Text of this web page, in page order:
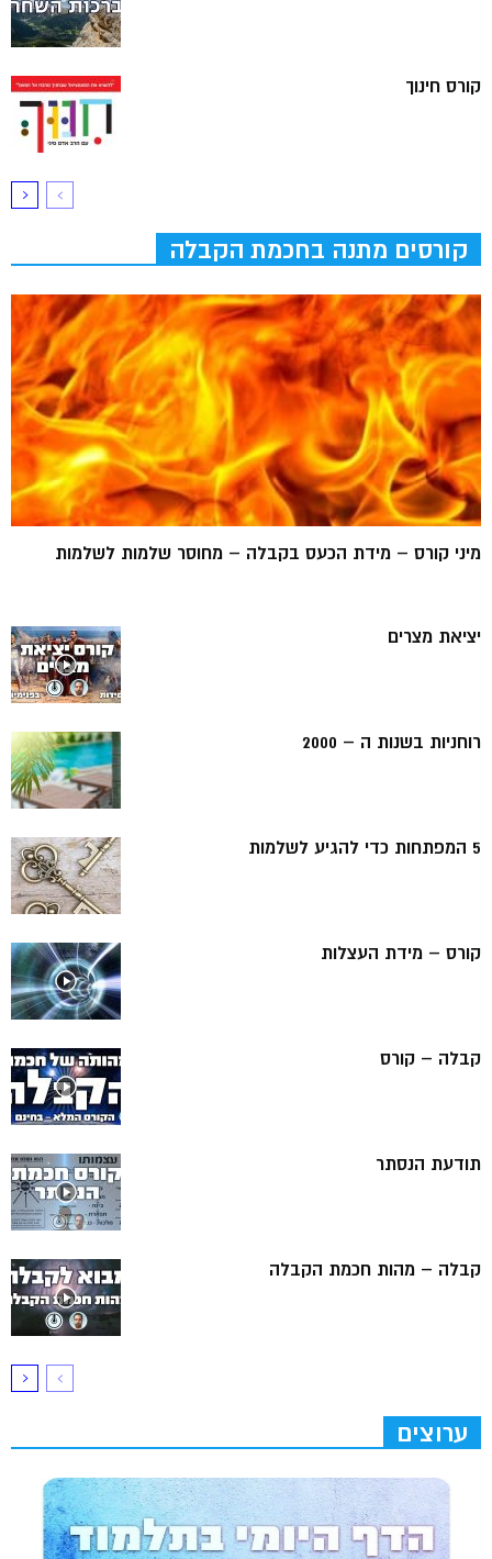
קורס חינוך
קורסים מתנה בחכמת הקבלה
מיני קורס – מידת הכעס בקבלה – מחוסר שלמות לשלמות
יציאת מצרים
רוחניות בשנות ה – 2000
5 המפתחות כדי להגיע לשלמות
קורס – מידת העצלות
קבלה – קורס
תודעת הנסתר
קבלה – מהות חכמת הקבלה
ערוצים